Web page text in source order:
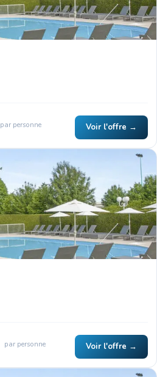
par personne Voir l'offre →
par personne Voir l'offre →